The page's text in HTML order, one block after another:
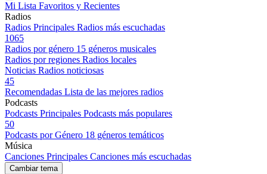
Mi Lista Favoritos y Recientes
Radios
Radios Principales Radios más escuchadas
1065
Radios por género 15 géneros musicales
Radios por regiones Radios locales
Noticias Radios noticiosas
45
Recomendadas Lista de las mejores radios
Podcasts
Podcasts Principales Podcasts más populares
50
Podcasts por Género 18 géneros temáticos
Música
Canciones Principales Canciones más escuchadas
Cambiar tema